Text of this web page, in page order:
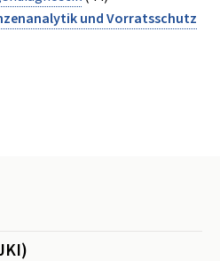
und Vorratsschutz